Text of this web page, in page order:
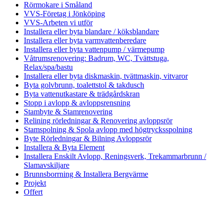
Rörmokare i Småland
VVS-Företag i Jönköping
VVS-Arbeten vi utför
Installera eller byta blandare / köksblandare
Installera eller byta varmvattenberedare
Installera eller byta vattenpump / värmepump
Våtrumsrenovering: Badrum, WC, Tvättstuga,
Relax/spa/bastu
Installera eller byta diskmaskin, tvättmaskin, vitvaror
Byta golvbrunn, toalettstol & takdusch
Byta vattenutkastare & trädgårdskran
Stopp i avlopp & avloppsrensning
Stambyte & Stamrenovering
Relining rörledningar & Renovering avloppsrör
Stamspolning & Spola avlopp med högtrycksspolning
Byte Rörledningar & Bilning Avloppsrör
Installera & Byta Element
Installera Enskilt Avlopp, Reningsverk, Trekammarbrunn /
Slamavskiljare
Brunnsborrning & Installera Bergvärme
Projekt
Offert